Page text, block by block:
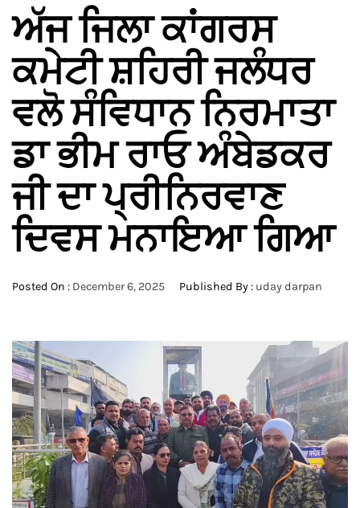
ਅੱਜ ਜਿਲਾ ਕਾਂਗਰਸ
ਕਮੇਟੀ ਸ਼ਹਿਰੀ ਜਲੰਧਰ
ਵਲੋ ਸੰਵਿਧਾਨ ਨਿਰਮਾਤਾ
ਡਾ ਭੀਮ ਰਾਓ ਅੰਬੇਡਕਰ
ਜੀ ਦਾ ਪ੍ਰੀਨਿਰਵਾਣ
ਦਿਵਸ ਮਨਾਇਆ ਗਿਆ
Posted On : December 6, 2025 Published By : uday darpan